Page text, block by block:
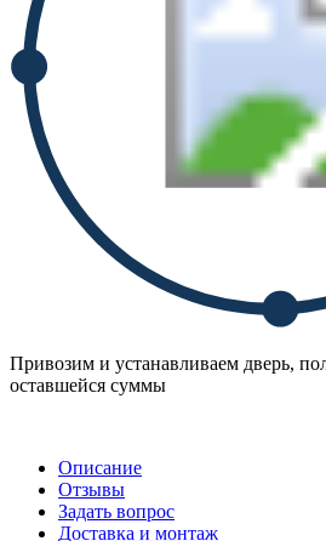
Привозим и устанавливаем дверь,
оставшейся суммы
Описание
Отзывы
Задать вопрос
Доставка и монтаж